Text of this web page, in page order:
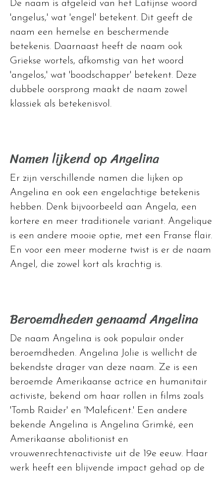
De naam is afgeleid van het Latijnse woord
'angelus,' wat 'engel' betekent. Dit geeft de
naam een hemelse en beschermende
betekenis. Daarnaast heeft de naam ook
Griekse wortels, afkomstig van het woord
'angelos,' wat 'boodschapper' betekent. Deze
dubbele oorsprong maakt de naam zowel
klassiek als betekenisvol.
Namen lijkend op Angelina
Er zijn verschillende namen die lijken op
Angelina en ook een engelachtige betekenis
hebben. Denk bijvoorbeeld aan Angela, een
kortere en meer traditionele variant. Angelique
is een andere mooie optie, met een Franse flair.
En voor een meer moderne twist is er de naam
Angel, die zowel kort als krachtig is.
Beroemdheden genaamd Angelina
De naam Angelina is ook populair onder
beroemdheden. Angelina Jolie is wellicht de
bekendste drager van deze naam. Ze is een
beroemde Amerikaanse actrice en humanitair
activiste, bekend om haar rollen in films zoals
'Tomb Raider' en 'Maleficent.' Een andere
bekende Angelina is Angelina Grimké, een
Amerikaanse abolitionist en
vrouwenrechtenactiviste uit de 19e eeuw. Haar
werk heeft een blijvende impact gehad op de